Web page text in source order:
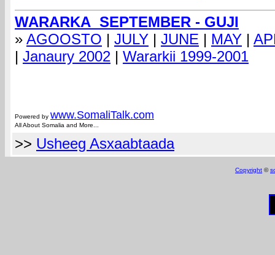
WARARKA SEPTEMBER - GUJI
» AGOOSTO | JULY | JUNE | MAY |
| Janaury 2002 | Wararkii 1999-2001
Powered by www.SomaliTalk.com
All About Somalia and More...
>> Usheeg Asxaabtaada
Copyright ©